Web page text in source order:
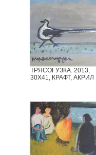
ТРЯСОГУЗКА. 2013,
30Х41, КРАФТ, АКРИЛ